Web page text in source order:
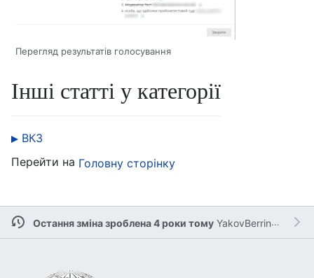
Перегляд результатів голосування
Інші статті у категорії
ВКЗ
Перейти на Головну сторінку
Остання зміна зроблена 4 роки тому YakovBerringer